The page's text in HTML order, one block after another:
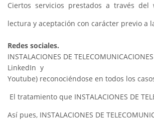
Ciertos servicios prestados a través del
lectura y aceptación con carácter previo
Redes sociales.
INSTALACIONES DE
LinkedIn y
Youtube) reconociéndose en todos los
El tratamiento que INSTALACIONES DE
Así pues, INSTALACIONES DE